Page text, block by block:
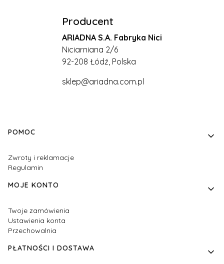
Producent
ARIADNA S.A. Fabryka Nici
Niciarniana 2/6
92-208 Łódź, Polska
sklep@ariadna.com.pl
Linki w stopce
POMOC
Zwroty i reklamacje
Regulamin
MOJE KONTO
Twoje zamówienia
Ustawienia konta
Przechowalnia
PŁATNOŚCI I DOSTAWA